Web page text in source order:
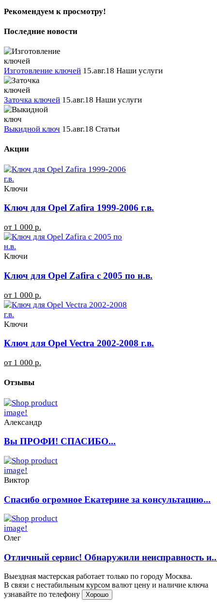
Рекомендуем к просмотру!
Последние новости
Изготовление ключей 15.авг.18 Наши услуги
Заточка ключей 15.авг.18 Наши услуги
Выкидной ключ 15.авг.18 Статьи
Акции
Ключи
Ключ для Opel Zafira 1999-2006 г.в.
от 1 000 р.
Ключи
Ключ для Opel Zafira с 2005 по н.в.
от 1 000 р.
Ключи
Ключ для Opel Vectra 2002-2008 г.в.
от 1 000 р.
Отзывы
Александр
Вы ПРОФИ! СПАСИБО...
Виктор
Спасибо огромное Екатерине за консультацию...
Олег
Отличный сервис! Обнаружили неисправность
Выездная мастерская работает только по городу Москва.
В связи с нестабильным курсом валют цену и наличие ключа
узнавайте по телефону
Хорошо